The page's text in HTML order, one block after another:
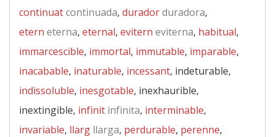
continuatcontinuada, duradorduradora,
etern eterna, eternal, evitern eviterna, habitual,
immarcescible, immortal, immutable, imparable,
inacabable, inaturable, incessant, indeturable,
indissoluble, inesgotable, inexhaurible,
inextingible, infinit infinita, interminable,
invariable, llarg llarga, perdurable, perenne,